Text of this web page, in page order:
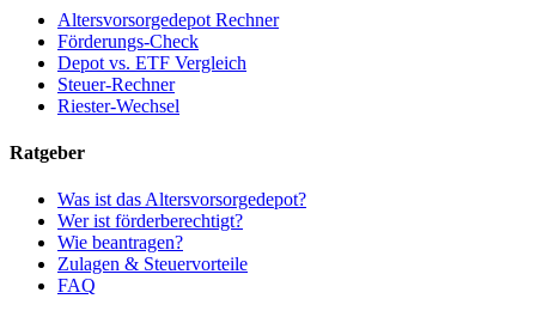
Altersvorsorgedepot Rechner
Förderungs-Check
Depot vs. ETF Vergleich
Steuer-Rechner
Riester-Wechsel
Ratgeber
Was ist das Altersvorsorgedepot?
Wer ist förderberechtigt?
Wie beantragen?
Zulagen & Steuervorteile
FAQ